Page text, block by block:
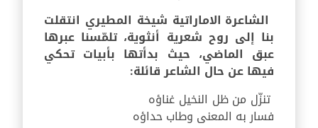
الشاعرة الاماراتية شيخة المطيري انتقلت
بنا إلى روح شعرية أنثوية، تلمّسنا عبرها
عبق الماضي، حيث بدأتها بأبيات تحكي
فيها عن حال الشاعر قائلة:
تنزّل من ظل النخيل غناؤه
فسار به المعنى وطاب حداؤه